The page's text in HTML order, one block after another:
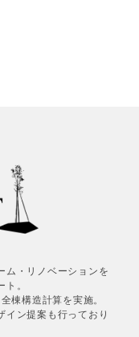
ム・リノベーションを
。
棟構造計算を実施。
イン提案も行っており